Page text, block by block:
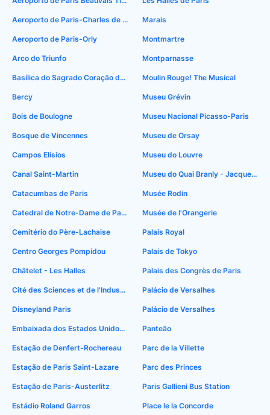
Aeroporto de Paris-Charles de Gaulle
Aeroporto de Paris-Orly
Arco do Triunfo
Basílica do Sagrado Coração de Montmartre
Bercy
Bois de Boulogne
Bosque de Vincennes
Campos Elísios
Canal Saint-Martin
Catacumbas de Paris
Catedral de Notre-Dame de Paris
Cemitério do Père-Lachaise
Centro Georges Pompidou
Châtelet - Les Halles
Cité des Sciences et de l'Industrie
Disneyland Paris
Embaixada dos Estados Unidos em Paris
Estação de Denfert-Rochereau
Estação de Paris Saint-Lazare
Estação de Paris-Austerlitz
Estádio Roland Garros
Marais
Montmartre
Montparnasse
Moulin Rouge! The Musical
Museu Grévin
Museu Nacional Picasso-Paris
Museu de Orsay
Museu do Louvre
Museu do Quai Branly - Jacques Chirac
Musée Rodin
Musée de l'Orangerie
Palais Royal
Palais de Tokyo
Palais des Congrès de Paris
Palácio de Versalhes
Palácio de Versalhes
Panteão
Parc de la Villette
Parc des Princes
Paris Gallieni Bus Station
Place le la Concorde